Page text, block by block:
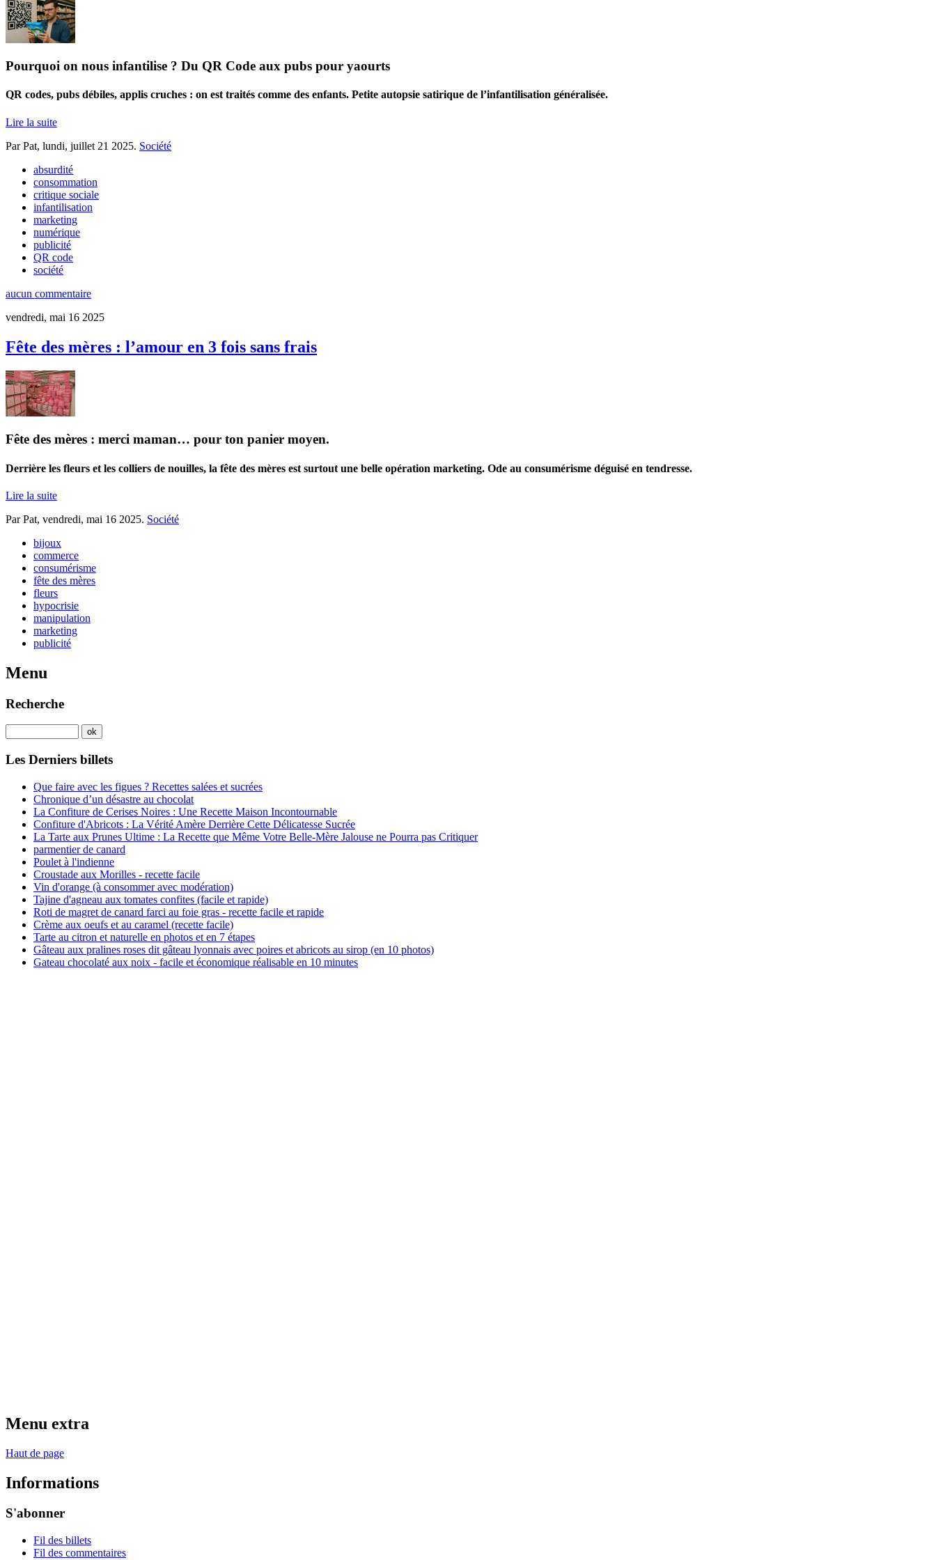
Pourquoi on nous infantilise ? Du QR Code aux pubs pour yaourts
QR codes, pubs débiles, applis cruches : on est traités comme des enfants. Petite autopsie satirique de l’infantilisation généralisée.
Lire la suite
Par Pat, lundi, juillet 21 2025. Société
absurdité
consommation
critique sociale
infantilisation
marketing
numérique
publicité
QR code
société
aucun commentaire
vendredi, mai 16 2025
Fête des mères : l’amour en 3 fois sans frais
Fête des mères : merci maman… pour ton panier moyen.
Derrière les fleurs et les colliers de nouilles, la fête des mères est surtout une belle opération marketing. Ode au consumérisme déguisé en tendresse.
Lire la suite
Par Pat, vendredi, mai 16 2025. Société
bijoux
commerce
consumérisme
fête des mères
fleurs
hypocrisie
manipulation
marketing
publicité
Menu
Recherche
Les Derniers billets
Que faire avec les figues ? Recettes salées et sucrées
Chronique d’un désastre au chocolat
La Confiture de Cerises Noires : Une Recette Maison Incontournable
Confiture d'Abricots : La Vérité Amère Derrière Cette Délicatesse Sucrée
La Tarte aux Prunes Ultime : La Recette que Même Votre Belle-Mère Jalouse ne Pourra pas Critiquer
parmentier de canard
Poulet à l'indienne
Croustade aux Morilles - recette facile
Vin d'orange (à consommer avec modération)
Tajine d'agneau aux tomates confites (facile et rapide)
Roti de magret de canard farci au foie gras - recette facile et rapide
Crème aux oeufs et au caramel (recette facile)
Tarte au citron et naturelle en photos et en 7 étapes
Gâteau aux pralines roses dit gâteau lyonnais avec poires et abricots au sirop (en 10 photos)
Gateau chocolaté aux noix - facile et économique réalisable en 10 minutes
Menu extra
Haut de page
Informations
S'abonner
Fil des billets
Fil des commentaires